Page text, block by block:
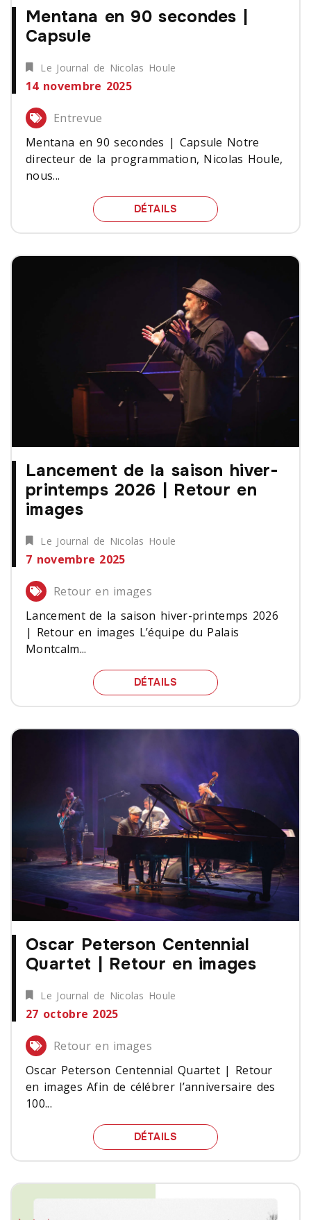
Mentana en 90 secondes |
Capsule
Le Journal de Nicolas Houle
14 novembre 2025
Entrevue
Mentana en 90 secondes | Capsule Notre
directeur de la programmation, Nicolas Houle,
nous...
DÉTAILS MENTANA EN 90
Lancement de la saison hiver-
printemps 2026 | Retour en
images
Le Journal de Nicolas Houle
7 novembre 2025
Retour en images
Lancement de la saison hiver-printemps 2026
| Retour en images L’équipe du Palais
Montcalm...
DÉTAILS LANCEMENT DE LA
Oscar Peterson Centennial
Quartet | Retour en images
Le Journal de Nicolas Houle
27 octobre 2025
Retour en images
Oscar Peterson Centennial Quartet | Retour
en images Afin de célébrer l’anniversaire des
100...
DÉTAILS OSCAR PETERSON